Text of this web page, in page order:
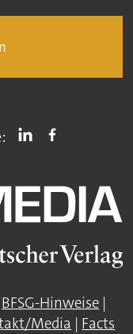
BFSG-Hinweise |
Media | Facts